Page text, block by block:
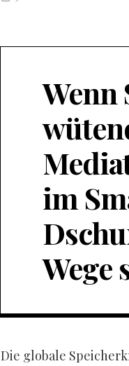
Wenn
im
Wege
Die globale